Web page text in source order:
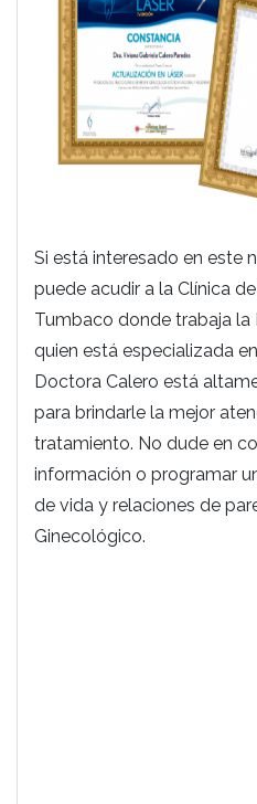
Si está interesado en este
puede acudir a la Clínica
Tumbaco donde trabaja la
quien está especializada
Doctora Calero está
para brindarle la mejor
tratamiento. No dude en
información o programar
de vida y relaciones de
Ginecológico.